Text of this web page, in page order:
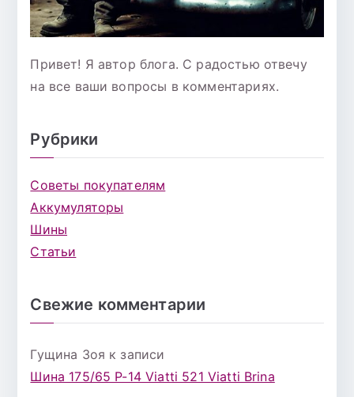
Привет! Я автор блога. С радостью отвечу
на все ваши вопросы в комментариях.
Рубрики
Советы покупателям
Аккумуляторы
Шины
Статьи
Свежие комментарии
Гущина Зоя к записи
Шина 175/65 Р-14 Viatti 521 Viatti Brina